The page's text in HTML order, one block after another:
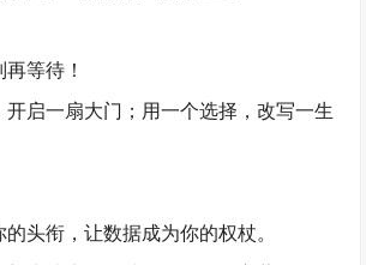
等待！
开启一扇大门；用一个选择，改写一生
头衔，让数据成为你的权杖。